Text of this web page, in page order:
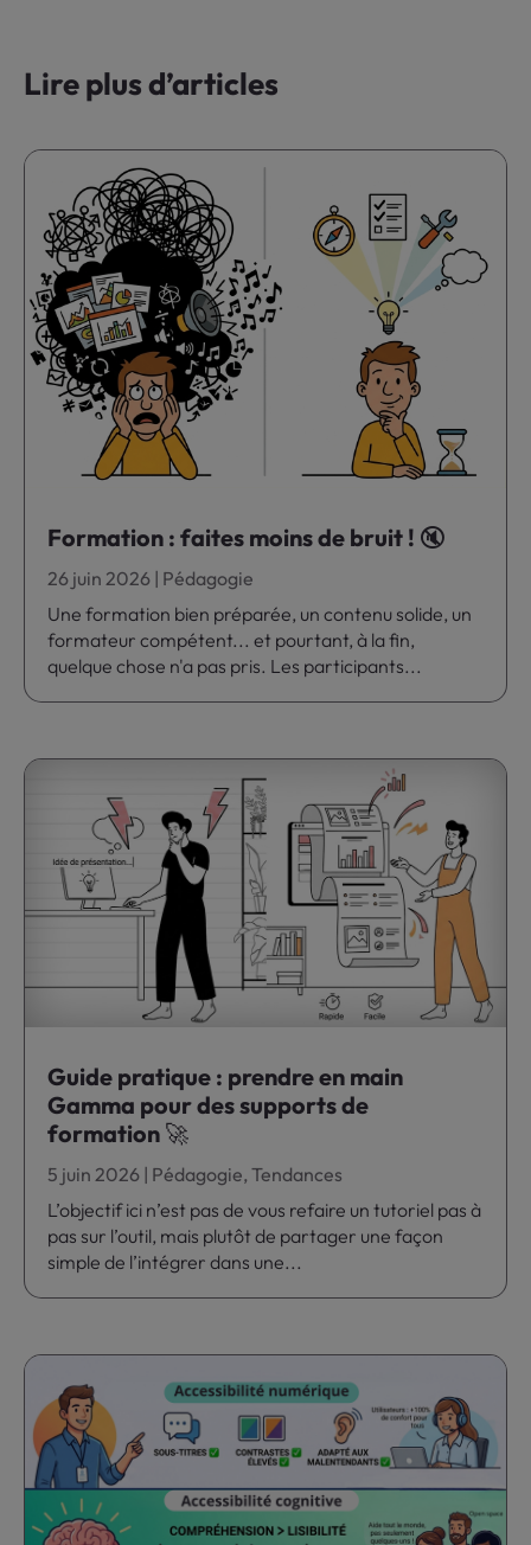
Lire plus d’articles
Formation : faites moins de bruit ! 🔇
26 juin 2026 | Pédagogie
Une formation bien préparée, un contenu solide, un
formateur compétent... et pourtant, à la fin,
quelque chose n'a pas pris. Les participants...
Guide pratique : prendre en main
Gamma pour des supports de
formation 🚀
5 juin 2026 | Pédagogie,Tendances
L’objectif ici n’est pas de vous refaire un tutoriel pas à
pas sur l’outil, mais plutôt de partager une façon
simple de l’intégrer dans une...